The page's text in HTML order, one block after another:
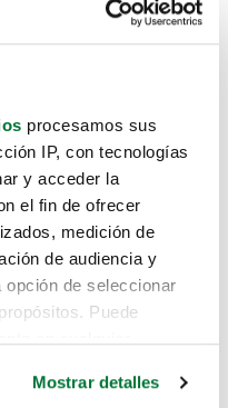
procesamos sus
IP, con tecnologías
y acceder la
el fin de ofrecer
medición de
de audiencia y
de seleccionar
Puede
Mostrar detalles
como
aquí.
que estás
enlaces: